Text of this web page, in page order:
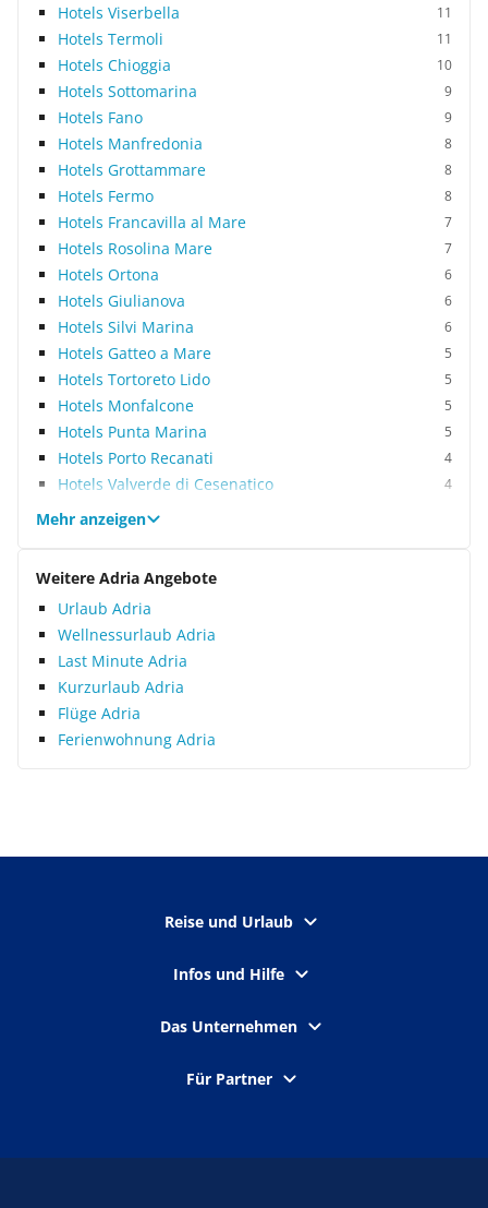
Hotels Viserbella 11
Hotels Termoli 11
Hotels Chioggia 10
Hotels Sottomarina 9
Hotels Fano 9
Hotels Manfredonia 8
Hotels Grottammare 8
Hotels Fermo 8
Hotels Francavilla al Mare 7
Hotels Rosolina Mare 7
Hotels Ortona 6
Hotels Giulianova 6
Hotels Silvi Marina 6
Hotels Gatteo a Mare 5
Hotels Tortoreto Lido 5
Hotels Monfalcone 5
Hotels Punta Marina 5
Hotels Porto Recanati 4
Hotels Valverde di Cesenatico 4
Mehr anzeigen
Weitere Adria Angebote
Urlaub Adria
Wellnessurlaub Adria
Last Minute Adria
Kurzurlaub Adria
Flüge Adria
Ferienwohnung Adria
Reise und Urlaub
Infos und Hilfe
Das Unternehmen
Für Partner